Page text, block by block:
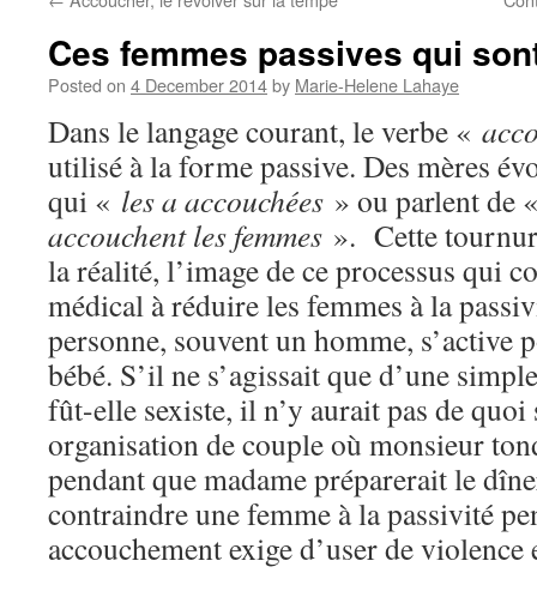
Ces femmes passives qui
Posted on 4 December 2014by Marie-Helene Lahaye
Dans le langage courant, le verbe «
utilisé à la forme passive. Des mères
qui « les a accouchées » ou parlent de
accouchent les femmes ». Cette
la réalité, l’image de ce processus qui
médical à réduire les femmes à la
personne, souvent un homme, s’active
bébé. S’il ne s’agissait que d’une
fût-elle sexiste, il n’y aurait pas de quoi
organisation de couple où monsieur
pendant que madame préparerait le
contraindre une femme à la passivité
accouchement exige d’user de violence